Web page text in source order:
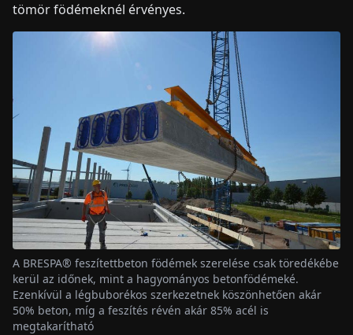
tömör födémeknél érvényes.
A BRESPA® feszítettbeton födémek szerelése csak töredékébe
kerül az időnek, mint a hagyományos betonfödémeké.
Ezenkívül a légbuborékos szerkezetnek köszönhetően akár
50% beton, míg a feszítés révén akár 85% acél is
megtakarítható